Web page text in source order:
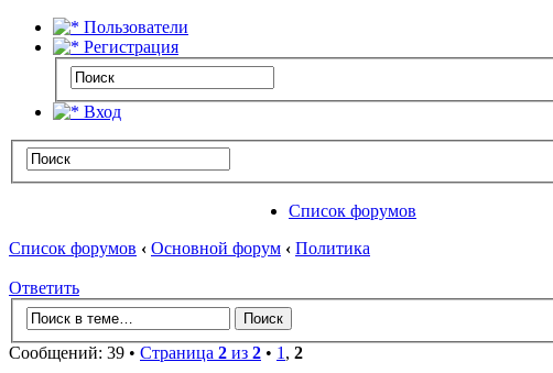
Пользователи
Регистрация
Вход
Список форумов
Список форумов ‹ Основной форум ‹ Политика
Ответить
Сообщений: 39 • Страница 2 из 2 • 1 , 2